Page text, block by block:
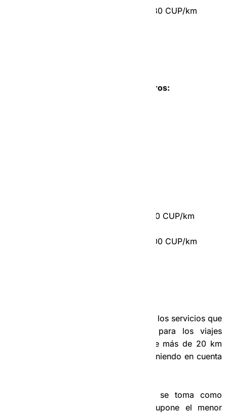
Más de 20 km = entre 380 CUP y 430 CUP/km
Para servicios en auto de 6 a 8 pasajeros:
De 0 a 20 km = entre 600 CUP y 650 CUP/km
Más de 20 km = entre 540 CUP y 600 CUP/km
Estas tarifas anteriores son aplicadas a los servicios que
se realizan dentro de La Habana, para los viajes
interprovinciales aplicamos la tarifa de más de 20 km
aproximadamente, que puede variar teniendo en cuenta
De las opciones de rutas, siempre se toma como
referencia la ruta más corta, que supone el menor